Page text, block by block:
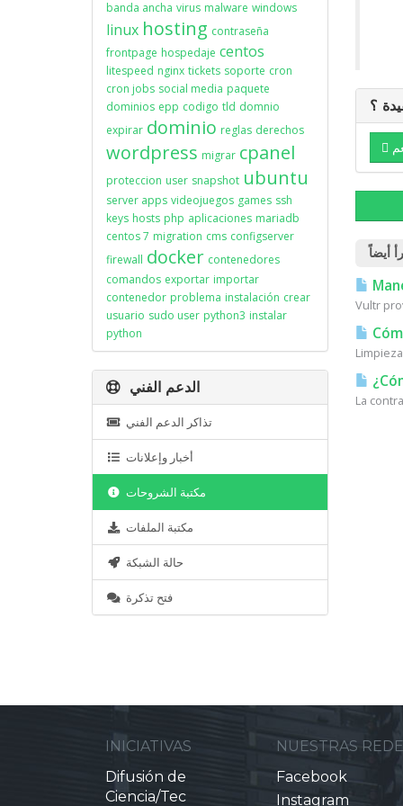
؟
Vultr
La
banda ancha virus malware windows
linux hosting contraseña
frontpage hospedaje centos
litespeed nginx tickets soporte cron
cron jobs social media paquete
dominios epp codigo tld domnio
expirar dominio reglas derechos
wordpress migrar cpanel
proteccion user snapshot ubuntu
server apps videojuegos games ssh
keys hosts php aplicaciones mariadb
centos 7 migration cms configserver
firewall docker contenedores
comandos exportar importar
contenedor problema instalación crear
usuario sudo user python3 instalar
python
الدعم الفني
تذاكر الدعم الفني
أخبار وإعلانات
مكتبة الشروحات
مكتبة الملفات
حالة الشبكة
فتح تذكرة
INICIATIVAS
Difusión de
Ciencia/Tec
NUESTRAS
Facebook
Instagram